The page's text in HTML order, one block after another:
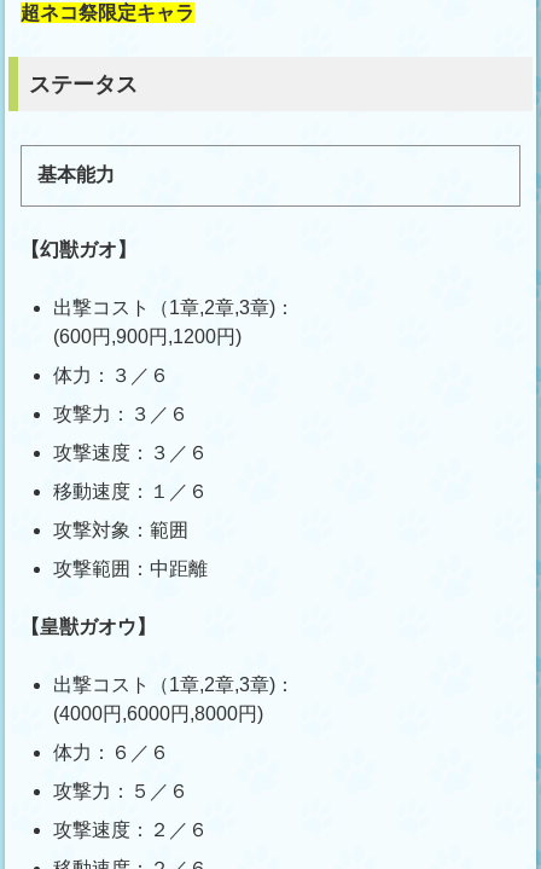
超ネコ祭限定キャラ
ステータス
基本能力
【幻獣ガオ】
出撃コスト（1章,2章,3章)：
(600円,900円,1200円)
体力：３／６
攻撃力：３／６
攻撃速度：３／６
移動速度：１／６
攻撃対象：範囲
攻撃範囲：中距離
【皇獣ガオウ】
出撃コスト（1章,2章,3章)：
(4000円,6000円,8000円)
体力：６／６
攻撃力：５／６
攻撃速度：２／６